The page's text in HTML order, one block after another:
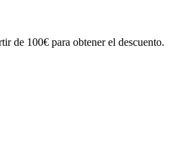
de 100€ para obtener el descuento.